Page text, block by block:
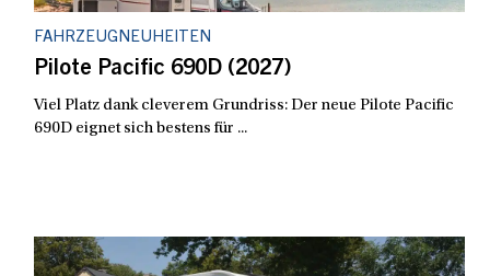
FAHRZEUGNEUHEITEN
Pilote Pacific 690D (2027)
Viel Platz dank cleverem Grundriss: Der neue Pilote Pacific
690D eignet sich bestens für ...